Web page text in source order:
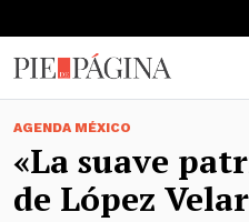
AGENDA MÉXICO
«La suave
de López